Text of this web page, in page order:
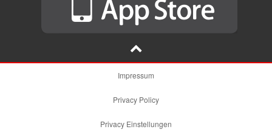
Impressum
Privacy Policy
Privacy Einstellungen